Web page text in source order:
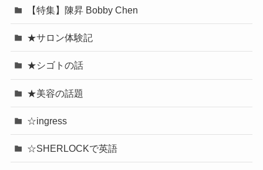
【特集】陳昇 Bobby Chen
★サロン体験記
★シゴトの話
★美容の話題
☆ingress
☆SHERLOCKで英語